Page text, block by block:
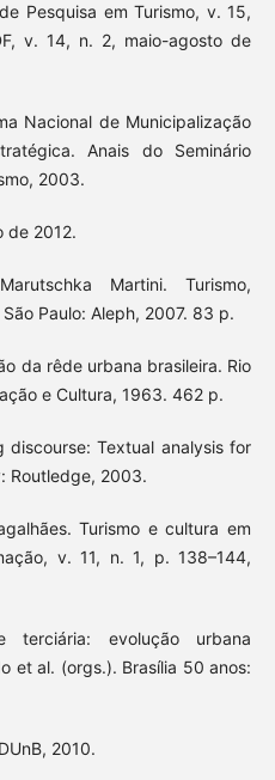
Pesquisa em Turismo, v. 15,
v. 14, n. 2, maio-agosto de
Nacional de Municipalização
Anais do Seminário
2003.
de 2012.
Martini. Turismo,
Paulo: Aleph, 2007. 83 p.
da rêde urbana brasileira. Rio
e Cultura, 1963. 462 p.
discourse: Textual analysis for
Routledge, 2003.
Turismo e cultura em
v. 11, n. 1, p. 138–144,
terciária: evolução urbana
et al. (orgs.). Brasília 50 anos:
2010.